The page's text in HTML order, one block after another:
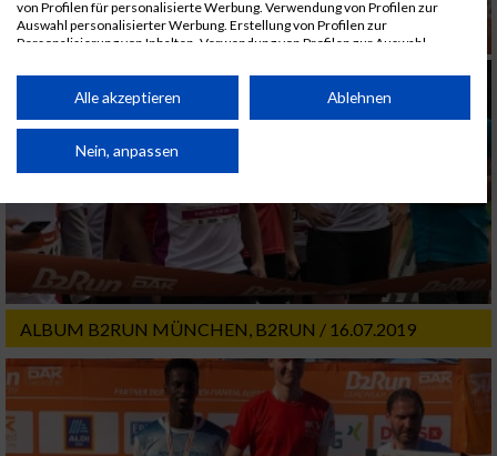
ALBUM B2RUN MÜNCHEN, B2RUN / 16.07.2019
von Profilen für personalisierte Werbung. Verwendung von Profilen zur
Auswahl personalisierter Werbung. Erstellung von Profilen zur
Personalisierung von Inhalten. Verwendung von Profilen zur Auswahl
Performance von Inhalten. Analyse von Zielgruppen durch Statistiken oder
Kombinationen von Daten aus verschiedenen Quellen. Entwicklung und
von Inhalten.
Daten können außerhalb der Europäischen Union weitergegeben und in die
Website/App.
Partnerliste anzeigen (1 IAB-Anbieter)
Wir nutzen Ihre Daten für folgende Zwecke:
IAB-Verarbeitungszwecke:
Speichern von oder Zugriff auf Informationen
auf einem Endgerät
Verwendung reduzierter Daten zur Auswahl
von Werbeanzeigen
Alle akzeptieren Ablehnen
Nein, anpassen